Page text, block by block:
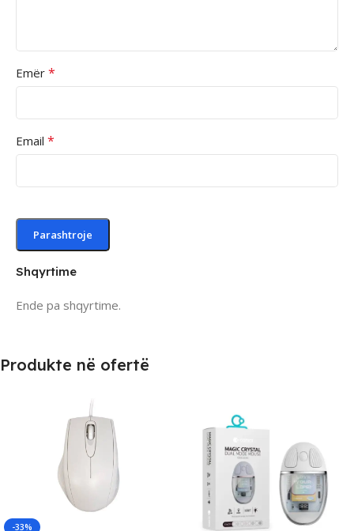
Shqyrtime
Ende pa shqyrtime.
Emër *
Email *
Produkte në ofertë
-33%